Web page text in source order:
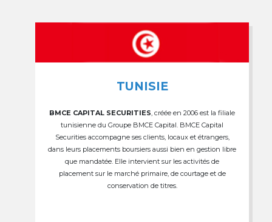
TUNISIE
BMCE CAPITAL SECURITIES , créée en 2006 est la filiale
tunisienne du Groupe BMCE Capital. BMCE Capital
Securities accompagne ses clients, locaux et étrangers,
dans leurs placements boursiers aussi bien en gestion libre
que mandatée. Elle intervient sur les activités de
placement sur le marché primaire, de courtage et de
conservation de titres.